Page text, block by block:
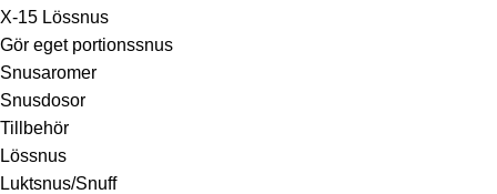
X-15 Lössnus
Gör eget portionssnus
Snusaromer
Snusdosor
Tillbehör
Lössnus
Luktsnus/Snuff